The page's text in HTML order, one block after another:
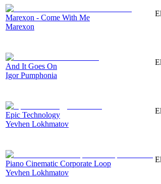
Marexon - Come With Me
Marexon
And It Goes On
Igor Pumphonia
Epic Technology
Yevhen Lokhmatov
Piano Cinematic Corporate Loop
Yevhen Lokhmatov